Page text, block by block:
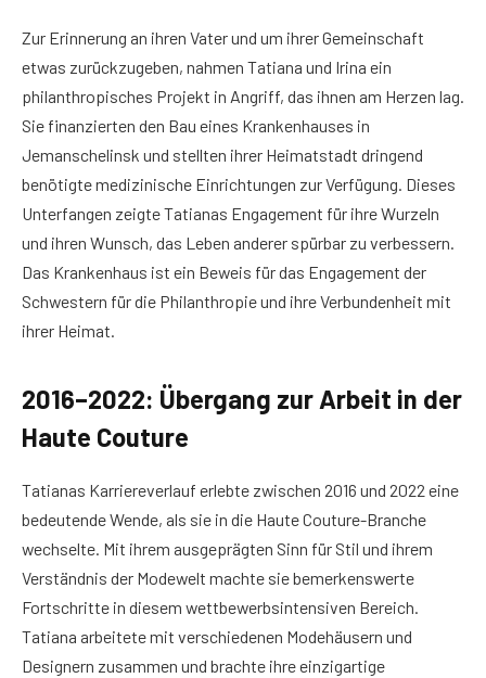
Zur Erinnerung an ihren Vater und um ihrer Gemeinschaft
etwas zurückzugeben, nahmen Tatiana und Irina ein
philanthropisches Projekt in Angriff, das ihnen am Herzen lag.
Sie finanzierten den Bau eines Krankenhauses in
Jemanschelinsk und stellten ihrer Heimatstadt dringend
benötigte medizinische Einrichtungen zur Verfügung. Dieses
Unterfangen zeigte Tatianas Engagement für ihre Wurzeln
und ihren Wunsch, das Leben anderer spürbar zu verbessern.
Das Krankenhaus ist ein Beweis für das Engagement der
Schwestern für die Philanthropie und ihre Verbundenheit mit
ihrer Heimat.
2016–2022: Übergang zur Arbeit in der
Haute Couture
Tatianas Karriereverlauf erlebte zwischen 2016 und 2022 eine
bedeutende Wende, als sie in die Haute Couture-Branche
wechselte. Mit ihrem ausgeprägten Sinn für Stil und ihrem
Verständnis der Modewelt machte sie bemerkenswerte
Fortschritte in diesem wettbewerbsintensiven Bereich.
Tatiana arbeitete mit verschiedenen Modehäusern und
Designern zusammen und brachte ihre einzigartige